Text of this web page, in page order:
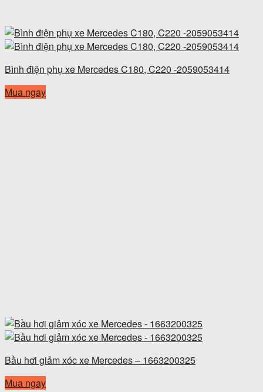
Bình điện phụ xe Mercedes C180, C220 -2059053414
Mua ngay
Bầu hơi giảm xóc xe Mercedes – 1663200325
Mua ngay